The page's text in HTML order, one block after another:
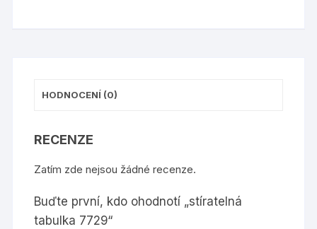
HODNOCENÍ (0)
RECENZE
Zatím zde nejsou žádné recenze.
Buďte první, kdo ohodnotí „stíratelná
tabulka 7729“